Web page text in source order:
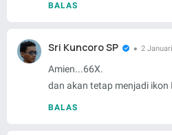
BALAS
Sri Kuncoro SP 2
Amien...66X.
dan akan tetap menjadi ikon
BALAS